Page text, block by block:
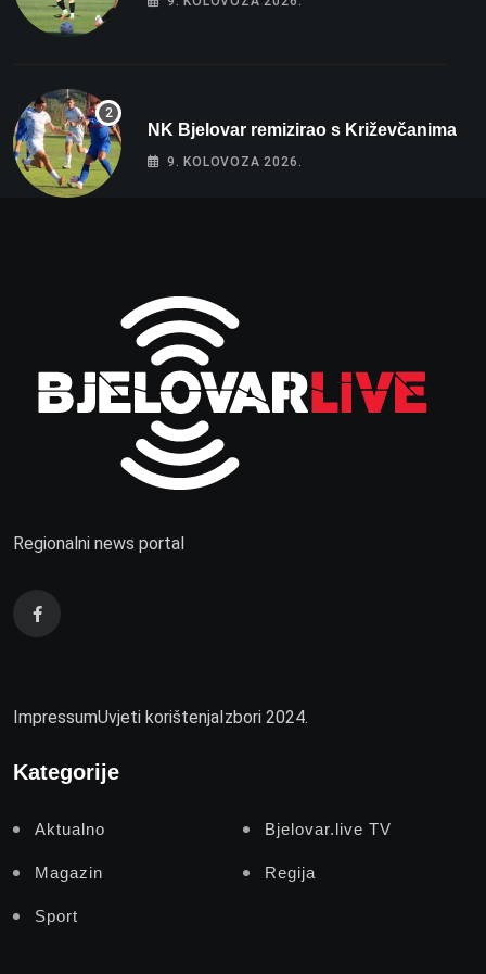
NK Bjelovar remizirao s Križevčanima
9. KOLOVOZA 2026.
Regionalni news portal
ImpressumUvjeti korištenja Izbori 2024.
Kategorije
Aktualno Bjelovar.live TV
Magazin Regija
Sport